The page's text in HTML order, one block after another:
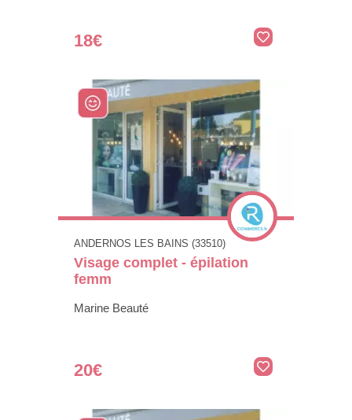
18€
ANDERNOS LES BAINS (33510)
Visage complet - épilation
femm
Marine Beauté
20€